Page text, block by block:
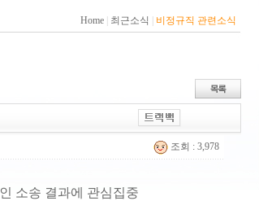
Home 최근소식 비정규직 관련소식
조회 : 3,978
소송 결과에 관심집중